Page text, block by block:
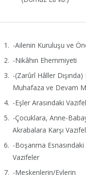
-Ailenin Kuruluşu ve
-Nikâhın Ehemmiyeti
-(Zarûrî Hâller Dışında)
Muhafaza ve Devam
-Eşler Arasındaki
-Çocuklara, Anne-
Akrabalara Karşı
-Boşanma
Vazifeler
-Meskenlerin/Evlerin